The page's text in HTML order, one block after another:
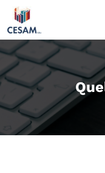
contenu